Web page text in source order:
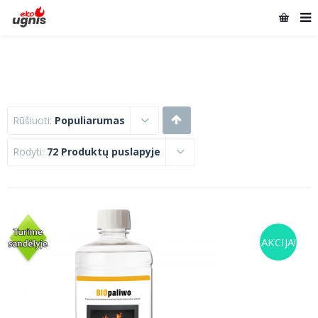
Rūšiuoti: Populiarumas
Rodyti: 72 Produktų puslapyje
AKCIJA!